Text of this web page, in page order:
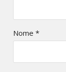
Nome *